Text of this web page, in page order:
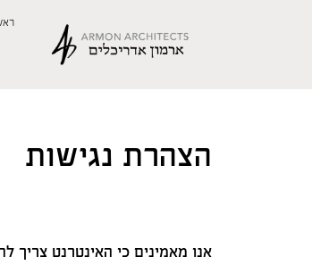
הצהרת נגישות
אנו מאמינים כי האינטרנט צריך